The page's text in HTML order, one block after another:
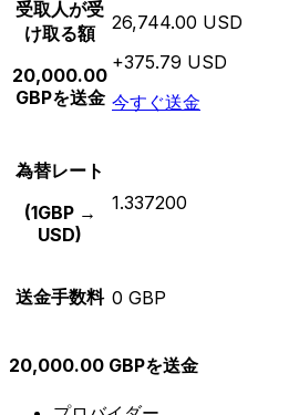
受取人が受
け取る額
20,000.00
GBPを送金
26,744.00 USD
+375.79 USD
今すぐ送金
為替レート
(1GBP →
USD)
1.337200
送金手数料 0 GBP
20,000.00 GBPを送金